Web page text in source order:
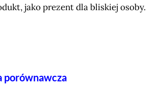
jako prezent dla bliskiej osoby.
porównawcza